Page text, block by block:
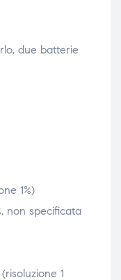
due batterie
1%)
non specificata
1